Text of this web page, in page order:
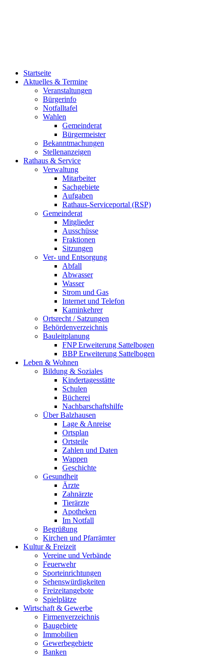
Startseite
Aktuelles & Termine
Veranstaltungen
Bürgerinfo
Notfalltafel
Wahlen
Gemeinderat
Bürgermeister
Bekanntmachungen
Stellenanzeigen
Rathaus & Service
Verwaltung
Mitarbeiter
Sachgebiete
Aufgaben
Rathaus-Serviceportal (RSP)
Gemeinderat
Mitglieder
Ausschüsse
Fraktionen
Sitzungen
Ver- und Entsorgung
Abfall
Abwasser
Wasser
Strom und Gas
Internet und Telefon
Kaminkehrer
Ortsrecht / Satzungen
Behördenverzeichnis
Bauleitplanung
FNP Erweiterung Sattelbogen
BBP Erweiterung Sattelbogen
Leben & Wohnen
Bildung & Soziales
Kindertagesstätte
Schulen
Bücherei
Nachbarschaftshilfe
Über Balzhausen
Lage & Anreise
Ortsplan
Ortsteile
Zahlen und Daten
Wappen
Geschichte
Gesundheit
Ärzte
Zahnärzte
Tierärzte
Apotheken
Im Notfall
Begrüßung
Kirchen und Pfarrämter
Kultur & Freizeit
Vereine und Verbände
Feuerwehr
Sporteinrichtungen
Sehenswürdigkeiten
Freizeitangebote
Spielplätze
Wirtschaft & Gewerbe
Firmenverzeichnis
Baugebiete
Immobilien
Gewerbegebiete
Banken